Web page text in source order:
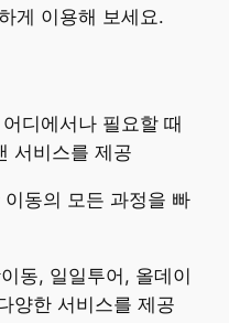
게 이용해 보세요.
디에서나 필요할 때
서비스를 제공
동의 모든 과정을 빠
동, 일일투어, 올데이
양한 서비스를 제공